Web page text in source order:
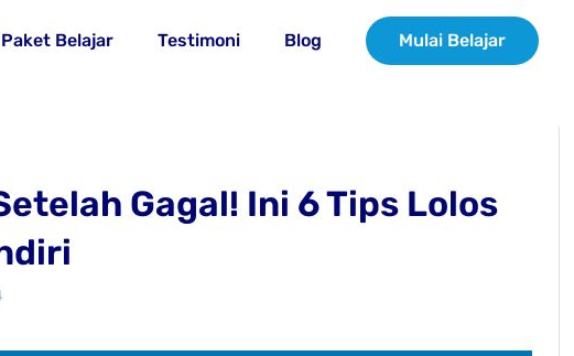
Paket Belajar Testimoni Blog Mulai Belajar
Gagal! Ini 6 Tips Lolos